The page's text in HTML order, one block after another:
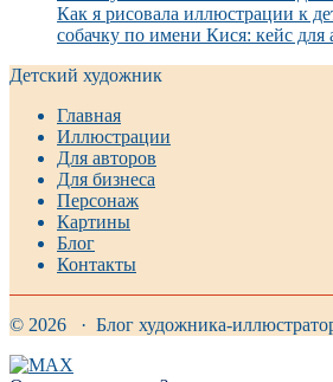
Как я рисовала иллюстрации к
собачку по имени Кися: кейс для
Детский художник
Главная
Иллюстрации
Для авторов
Для бизнеса
Персонаж
Картины
Блог
Контакты
© 2026 · Блог художника-